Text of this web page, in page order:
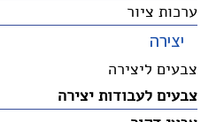
ערכות ציור
יצירה
צבעים ליצירה
צבעים לעבודות יצירה